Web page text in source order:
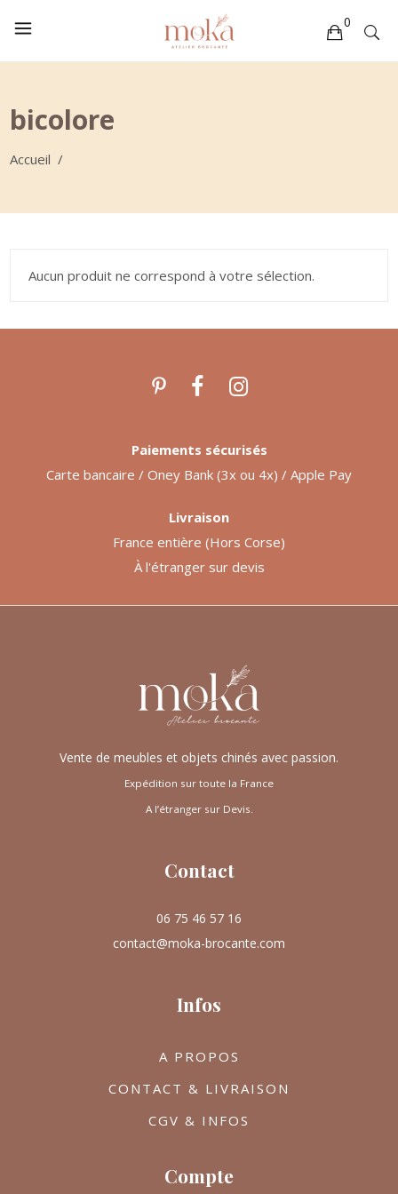
0
bicolore
Accueil /
Aucun produit ne correspond à votre sélection.
Vente de meubles et objets chinés avec passion.
Expédition sur toute la France
A l’étranger sur Devis.
Contact
06 75 46 57 16
contact@moka-brocante.com
Infos
A PROPOS
CONTACT & LIVRAISON
CGV & INFOS
Compte
Paiements sécurisés
Carte bancaire / Oney Bank (3x ou 4x) / Apple Pay
Livraison
France entière (Hors Corse)
À l'étranger sur devis